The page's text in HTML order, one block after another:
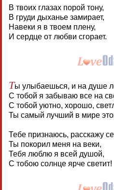
В твоих глазах порой тону,
В груди дыханье замирает,
Навеки я в твоем плену,
И сердце от любви сгорает.
Ты улыбаешься, и на душе
С тобой я забываю все на
С тобой уютно, хорошо,
Ты самый лучший в мире
Тебе признаюсь, расскажу
Ты покорил меня на веки,
Тебя люблю я всей душой,
С тобою солнце ярче светит!